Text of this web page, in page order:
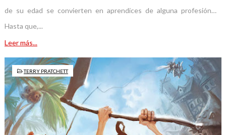
de su edad se convierten en aprendices de alguna profesión…
Hasta que,...
Leer más...
TERRY PRATCHETT